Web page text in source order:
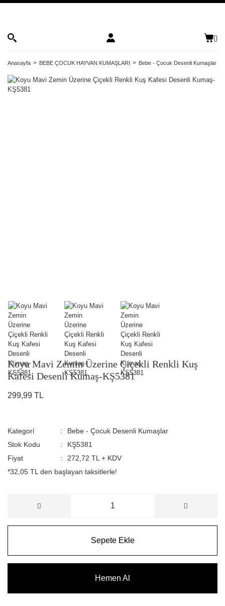
()
Anasayfa BEBE ÇOCUK HAYVAN KUMAŞLARI Bebe - Çocuk Desenli Kumaşlar
Koyu Mavi Zemin Üzerine Çiçekli Renkli Kuş
Kafesi Desenli Kumaş-KŞ5381
299,99 TL
Kategori
Bebe - Çocuk Desenli Kumaşlar
Stok Kodu
KŞ5381
Fiyat
272,72 TL + KDV
*32,05 TL den başlayan taksitlerle!
Sepete Ekle
Hemen Al